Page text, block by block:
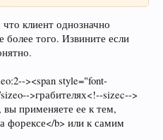
клиент однозначно
того. Извините если
><span style="font-
>грабителях<!--sizec-->
применяете ее к тем,
форексе</b> или к самим